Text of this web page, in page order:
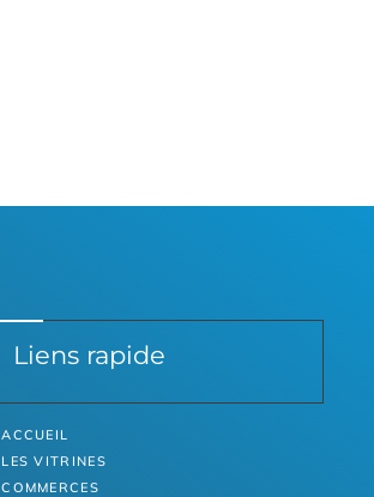
Liens rapide
ACCUEIL
LES VITRINES
COMMERCES